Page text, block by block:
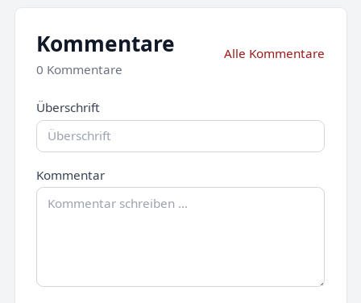
Kommentare
0 Kommentare
Alle Kommentare
Überschrift
Kommentar